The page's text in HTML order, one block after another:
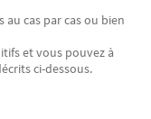
au cas par cas ou bien
et vous pouvez à
ci-dessous.